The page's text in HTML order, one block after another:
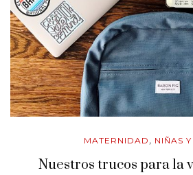
MATERNIDAD , NIÑAS
Nuestros trucos para la